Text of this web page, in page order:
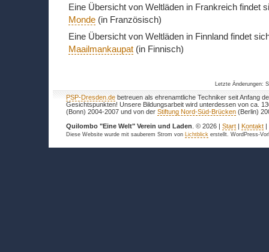
Eine Übersicht von Weltläden in Frankreich findet
Monde(in Französisch)
Eine Übersicht von Weltläden in Finnland findet
Maailmankaupat(in Finnisch)
Letzte Änderungen:
PSP-Dresden.de betreuen als ehrenamtliche Techniker seit Anfang
Gesichtspunkten! Unsere Bildungsarbeit wird unterdessen von ca.
(Bonn) 2004-2007 und von derStiftung Nord-Süd-Brücken (Berlin)
Quilombo "Eine Welt" Verein und Laden . © 2026 |Start |Kontakt |
Diese Website wurde mit sauberem Strom von Lichtblick erstellt. WordPress-